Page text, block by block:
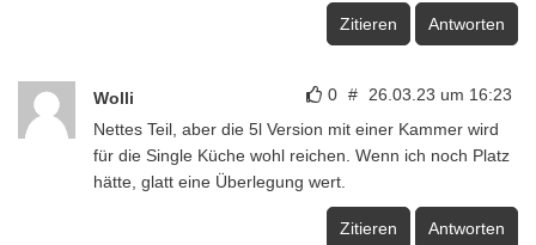
Zitieren Antworten
0 # 26.03.23 um 16:23
Wolli
Nettes Teil, aber die 5l Version mit einer Kammer wird
für die Single Küche wohl reichen. Wenn ich noch Platz
hätte, glatt eine Überlegung wert.
Zitieren Antworten